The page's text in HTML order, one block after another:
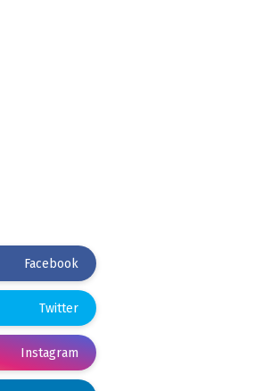
Facebook
Twitter
Instagram